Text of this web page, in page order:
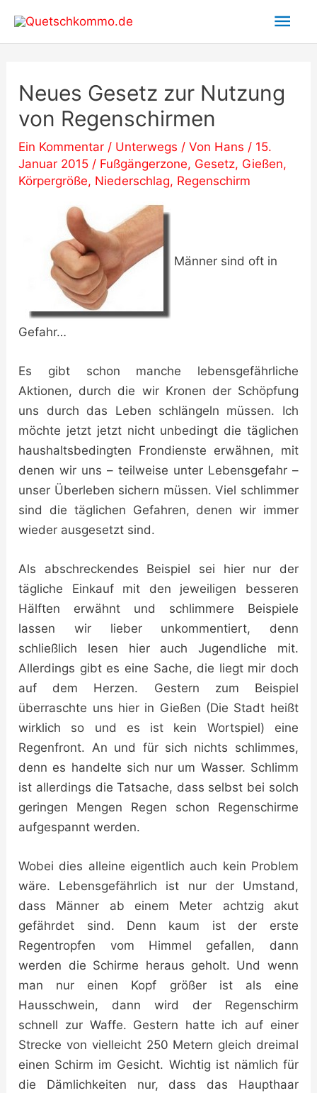
Inhalt
Neues Gesetz zur Nutzung
von Regenschirmen
Ein Kommentar / Unterwegs / Von Hans / 15.
Januar 2015 / Fußgängerzone, Gesetz, Gießen,
Körpergröße, Niederschlag, Regenschirm
Männer sind oft in
Gefahr…
Es gibt schon manche lebensgefährliche
Aktionen, durch die wir Kronen der Schöpfung
uns durch das Leben schlängeln müssen. Ich
möchte jetzt jetzt nicht unbedingt die täglichen
haushaltsbedingten Frondienste erwähnen, mit
denen wir uns – teilweise unter Lebensgefahr –
unser Überleben sichern müssen. Viel schlimmer
sind die täglichen Gefahren, denen wir immer
wieder ausgesetzt sind.
Als abschreckendes Beispiel sei hier nur der
tägliche Einkauf mit den jeweiligen besseren
Hälften erwähnt und schlimmere Beispiele
lassen wir lieber unkommentiert, denn
schließlich lesen hier auch Jugendliche mit.
Allerdings gibt es eine Sache, die liegt mir doch
auf dem Herzen. Gestern zum Beispiel
überraschte uns hier in Gießen (Die Stadt heißt
wirklich so und es ist kein Wortspiel) eine
Regenfront. An und für sich nichts schlimmes,
denn es handelte sich nur um Wasser. Schlimm
ist allerdings die Tatsache, dass selbst bei solch
geringen Mengen Regen schon Regenschirme
aufgespannt werden.
Wobei dies alleine eigentlich auch kein Problem
wäre. Lebensgefährlich ist nur der Umstand,
dass Männer ab einem Meter achtzig akut
gefährdet sind. Denn kaum ist der erste
Regentropfen vom Himmel gefallen, dann
werden die Schirme heraus geholt. Und wenn
man nur einen Kopf größer ist als eine
Hausschwein, dann wird der Regenschirm
schnell zur Waffe. Gestern hatte ich auf einer
Strecke von vielleicht 250 Metern gleich dreimal
einen Schirm im Gesicht. Wichtig ist nämlich für
die Dämlichkeiten nur, dass das Haupthaar